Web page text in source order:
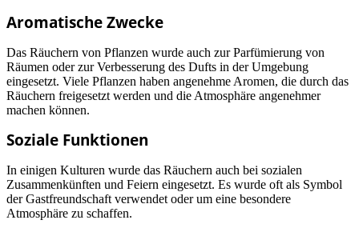
Aromatische Zwecke
Das Räuchern von Pflanzen wurde auch zur Parfümierung von
Räumen oder zur Verbesserung des Dufts in der Umgebung
eingesetzt. Viele Pflanzen haben angenehme Aromen, die durch das
Räuchern freigesetzt werden und die Atmosphäre angenehmer
machen können.
Soziale Funktionen
In einigen Kulturen wurde das Räuchern auch bei sozialen
Zusammenkünften und Feiern eingesetzt. Es wurde oft als Symbol
der Gastfreundschaft verwendet oder um eine besondere
Atmosphäre zu schaffen.